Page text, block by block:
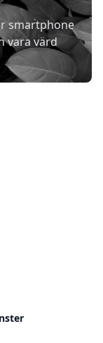
smartphone
vara värd